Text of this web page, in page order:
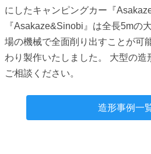
にしたキャンピングカー『
『Asakaze&Sinobi』は全長5mの
場の機械で全面削り出すことが可
わり製作いたしました。 大型の造
ご相談ください。
造形事例一